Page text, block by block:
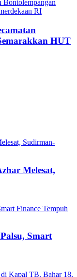
HUT
Melesat,
Smart